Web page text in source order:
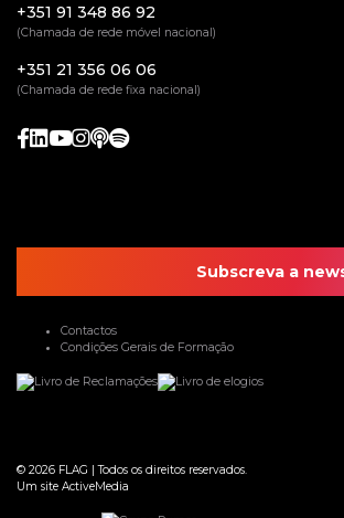
+351 91 348 86 92
(Chamada de rede móvel nacional)
+351 21 356 06 06
(Chamada de rede fixa nacional)
Subscreva a
Contactos
Condições Gerais de Formação
© 2026 FLAG |Todos os direitos reservados.
Um site ActiveMedia